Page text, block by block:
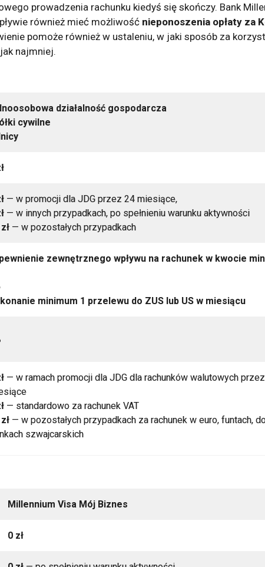
prowadzenia rachunku kiedyś się skończy. Bank
również mieć możliwość nieponoszenia opłaty za
pomoże również w ustaleniu, w jaki sposób za
najmniej.
działalność gospodarcza
cywilne
— w promocji dla JDG przez 24 miesiące,
— w innych przypadkach, po spełnieniu warunku aktywności
— w pozostałych przypadkach
zewnętrznego wpływu na rachunek w kwocie
minimum 1 przelewu do ZUS lub US w miesiącu
— w ramach promocji dla JDG dla rachunków walutowych
— standardowo za rachunek VAT
— w pozostałych przypadkach za rachunek w euro, funtach,
szwajcarskich
Millennium Visa Mój Biznes
0 zł